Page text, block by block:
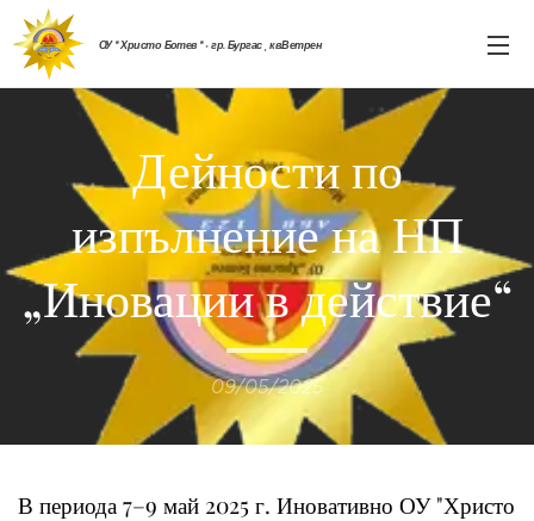
ОУ " Христо Ботев " - гр. Бургас , кв.Ветрен
Дейности по
изпълнение на НП
„Иновации в действие“
09/05/2025
В периода 7–9 май 2025 г. Иновативно ОУ "Христо